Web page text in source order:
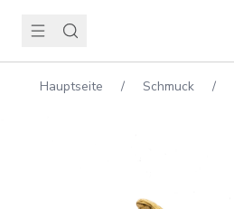
Hauptseite / Schmuck /